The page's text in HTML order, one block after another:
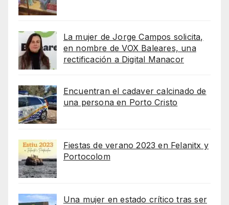
La mujer de Jorge Campos solicita,
en nombre de VOX Baleares, una
rectificación a Digital Manacor
Encuentran el cadaver calcinado de
una persona en Porto Cristo
Fiestas de verano 2023 en Felanitx y
Portocolom
Una mujer en estado crítico tras ser